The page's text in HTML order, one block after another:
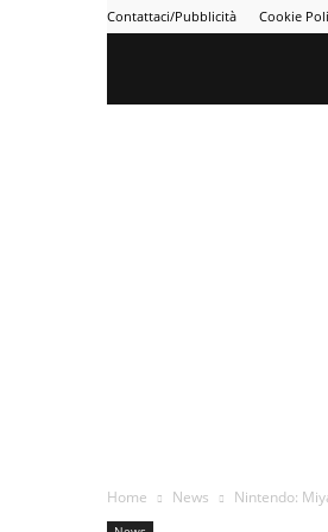
Contattaci/Pubblicità Cookie
Home News Nintendo: